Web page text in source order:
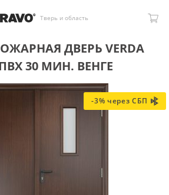
Тверь и область
ДВЕРЬ VERDA
30 МИН. ВЕНГЕ
-3% через СБП